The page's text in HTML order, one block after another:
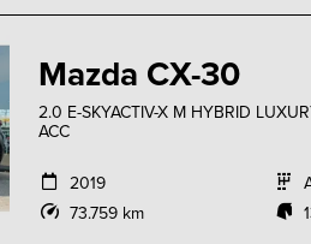
Mazda CX-30
2.0 E-SKYACTIV-X M HYBRID
ACC
2019
73.759 km